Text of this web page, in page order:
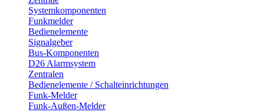
Systemkomponenten
Funkmelder
Bedienelemente
Signalgeber
Bus-Komponenten
D26 Alarmsystem
Zentralen
Bedienelemente / Schalteinrichtungen
Funk-Melder
Funk-Außen-Melder